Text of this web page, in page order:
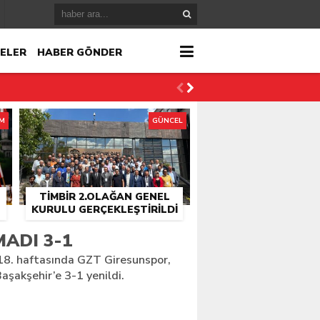
HABER GÖNDER
TİMBİR 2.OLAĞAN GENEL
KURULU GERÇEKLEŞTIRILDI
GÜNCEL
3-1
haftasında GZT Giresunspor,
3-1 yenildi.